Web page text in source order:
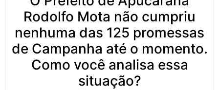
Rodolfo Mota não cumpriu
nenhuma das 125 promessas
de Campanha até o momento.
Como você analisa essa
situação?